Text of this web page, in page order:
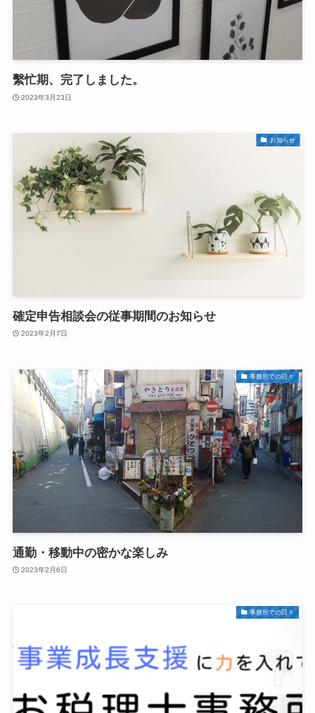
繫忙期、完了しました。
2023年3月23日
お知らせ
確定申告相談会の従事期間のお知らせ
2023年2月7日
事務所での日々
通勤・移動中の密かな楽しみ
2023年2月6日
事務所での日々